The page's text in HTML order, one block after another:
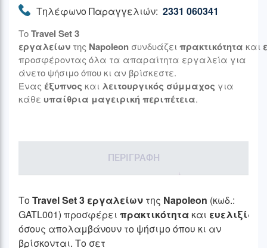
Τηλέφωνο Παραγγελιών: 2331 060341
ΤοTravel Set 3
εργαλείων της Napoleon συνδυάζει πρακτικότητα και
προσφέροντας όλα τα απαραίτητα εργαλεία για
άνετο ψήσιμο όπου κι αν βρίσκεστε.
Ένας έξυπνος και λειτουργικός σύμμαχος για
κάθε υπαίθρια μαγειρική περιπέτεια.
ΠΕΡΙΓΡΑΦΉ
ΤοTravel Set 3 εργαλείων της Napoleon (κωδ.:
GATL001) προσφέρει πρακτικότητα και ευελιξία
όσους απολαμβάνουν το ψήσιμο όπου κι αν
βρίσκονται. Το σετ